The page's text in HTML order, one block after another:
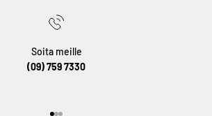
Soita meille
(09) 759 7330